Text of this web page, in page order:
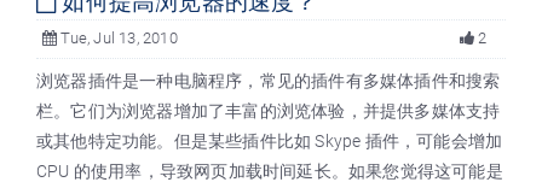
Tue, Jul 13, 2010 2
浏览器插件是一种电脑程序，常见的插件有多媒体插件和搜索
栏。它们为浏览器增加了丰富的浏览体验，并提供多媒体支持
或其他特定功能。但是某些插件比如 Skype 插件，可能会增加
CPU 的使用率，导致网页加载时间延长。如果您觉得这可能是